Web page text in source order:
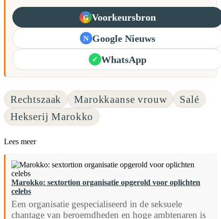
G Voorkeursbron
N Google Nieuws
✓ WhatsApp
Rechtszaak Marokkaanse vrouw
Salé
Hekserij Marokko
Lees meer
Marokko: sextortion organisatie opgerold voor oplichten
celebs
Een organisatie gespecialiseerd in de seksuele
chantage van beroemdheden en hoge ambtenaren is